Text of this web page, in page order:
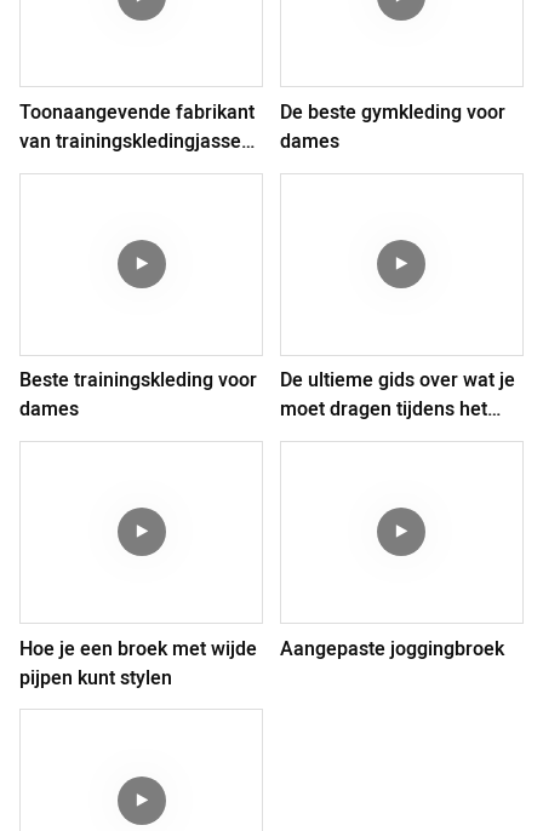
Toonaangevende fabrikant
van trainingskledingjassen
in China
De beste gymkleding voor
dames
Beste trainingskleding voor
dames
De ultieme gids over wat je
moet dragen tijdens het
paardrijden
Hoe je een broek met wijde
pijpen kunt stylen
Aangepaste joggingbroek